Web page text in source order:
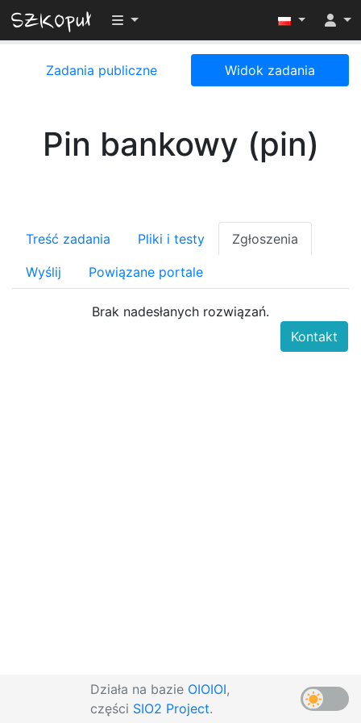
Przełącz widoczność menu
Zadania publiczne Widok zadania
Pin bankowy (pin)
Treść zadania Pliki i testy Zgłoszenia
Wyślij Powiązane portale
Brak nadesłanych rozwiązań.
Działa na bazie OIOIOI,
części SIO2 Project.
Kontakt